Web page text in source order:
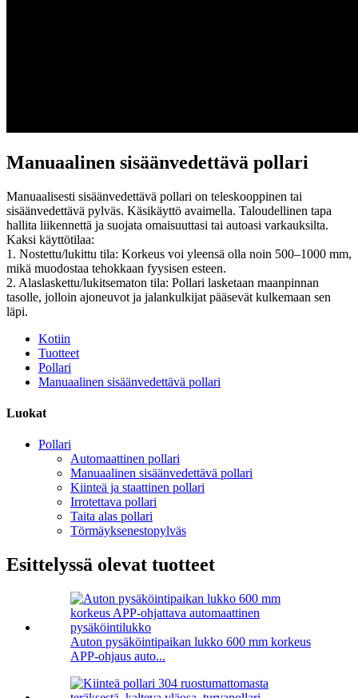
Manuaalinen sisäänvedettävä pollari
Manuaalisesti sisäänvedettävä pollari on teleskooppinen tai
sisäänvedettävä pylväs. Käsikäyttö avaimella. Taloudellinen tapa
hallita liikennettä ja suojata omaisuuttasi tai autoasi varkauksilta.
Kaksi käyttötilaa:
1. Nostettu/lukittu tila: Korkeus voi yleensä olla noin 500–1000 mm,
mikä muodostaa tehokkaan fyysisen esteen.
2. Alaslaskettu/lukitsematon tila: Pollari lasketaan maanpinnan
tasolle, jolloin ajoneuvot ja jalankulkijat pääsevät kulkemaan sen
läpi.
Kotiin
Tuotteet
Pollari
Manuaalinen sisäänvedettävä pollari
Luokat
Pollari
Automaattinen pollari
Manuaalinen sisäänvedettävä pollari
Kiinteä ja staattinen pollari
Irrotettava pollari
Taita alas pollari
Törmäyksenestopylväs
Esittelyssä olevat tuotteet
Auton pysäköintipaikan lukko 600 mm korkeus
APP-ohjaus auto...